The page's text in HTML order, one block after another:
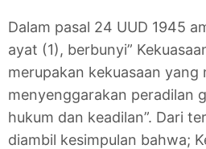
Dalam pasal 24 UUD 1945
ayat (1), berbunyi”
merupakan kekuasaan yang
menyenggarakan peradilan
hukum dan keadilan”. Dari
diambil kesimpulan bahwa;